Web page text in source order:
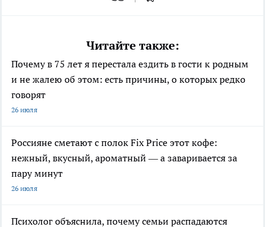
Читайте также:
Почему в 75 лет я перестала ездить в гости к родным
и не жалею об этом: есть причины, о которых редко
говорят
26 июля
Россияне сметают с полок Fix Price этот кофе:
нежный, вкусный, ароматный — а заваривается за
пару минут
26 июля
Психолог объяснила, почему семьи распадаются